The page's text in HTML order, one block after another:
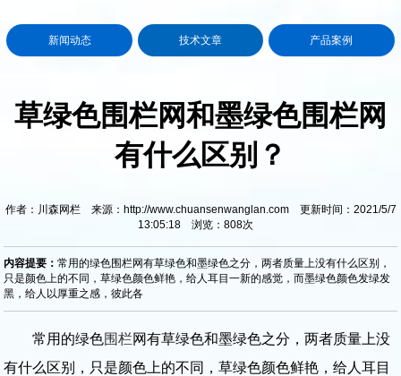
新闻动态 技术文章 产品案例
草绿色围栏网和墨绿色围栏网
有什么区别？
作者：川森网栏 来源：http://www.chuansenwanglan.com 更新时间：2021/5/7
13:05:18 浏览： 808次
内容提要：常用的绿色围栏网有草绿色和墨绿色之分，两者质量上没有什么区别，
只是颜色上的不同，草绿色颜色鲜艳，给人耳目一新的感觉，而墨绿色颜色发绿发
黑，给人以厚重之感，彼此各
常用的绿色围栏网有草绿色和墨绿色之分，两者质量上没
有什么区别，只是颜色上的不同，草绿色颜色鲜艳，给人耳目